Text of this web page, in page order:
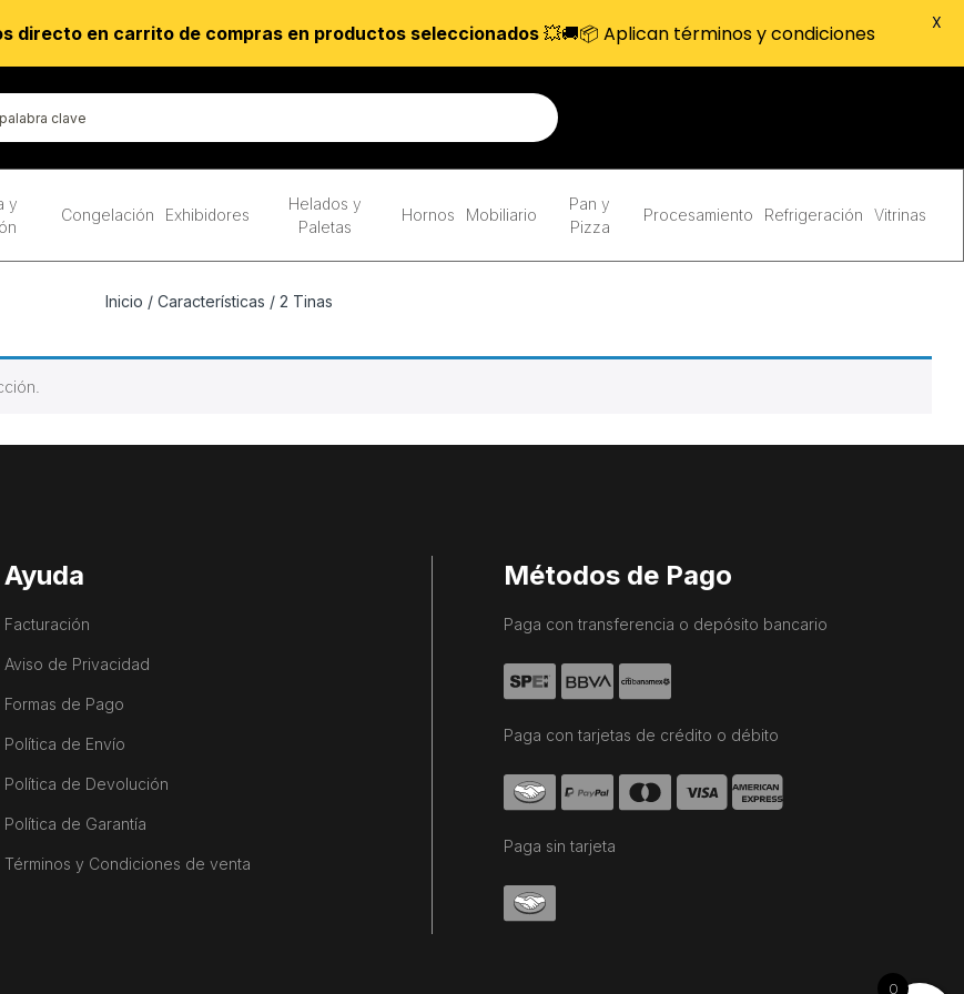
y
Congelación Exhibidores
Helados y
Paletas
Hornos Mobiliario
Pan y
Pizza
Procesamiento Refrigeración Vitrinas
Inicio / Características / 2 Tinas
Ayuda
Facturación
Aviso de Privacidad
Formas de Pago
Política de Envío
Política de Devolución
Política de Garantía
Términos y Condiciones de venta
Métodos de Pago
Paga con transferencia o depósito bancario
Paga con tarjetas de crédito o débito
Paga sin tarjeta
directo en carrito de compras en productos seleccionados💥🚚📦 Aplican términos y condiciones X
0